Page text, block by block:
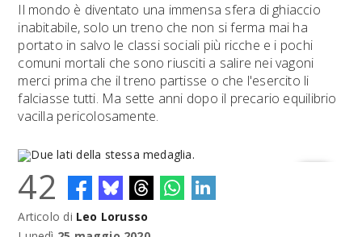
Il mondo è diventato una immensa sfera di ghiaccio
inabitabile, solo un treno che non si ferma mai ha
portato in salvo le classi sociali più ricche e i pochi
comuni mortali che sono riusciti a salire nei vagoni
merci prima che il treno partisse o che l'esercito li
falciasse tutti. Ma sette anni dopo il precario equilibrio
vacilla pericolosamente.
Due lati della stessa medaglia.
42
Articolo di Leo Lorusso